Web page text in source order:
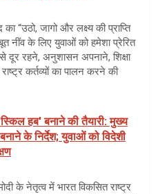
“उठो, जागो और लक्ष्य की प्राप्ति
के लिए युवाओं को हमेशा प्रेरित
दूर रहने, अनुशासन अपनाने, शिक्षा
कर्तव्यों का पालन करने की
हब' बनाने की तैयारी: मुख्य
के निर्देश; युवाओं को विदेशी
के नेतृत्व में भारत विकसित राष्ट्र